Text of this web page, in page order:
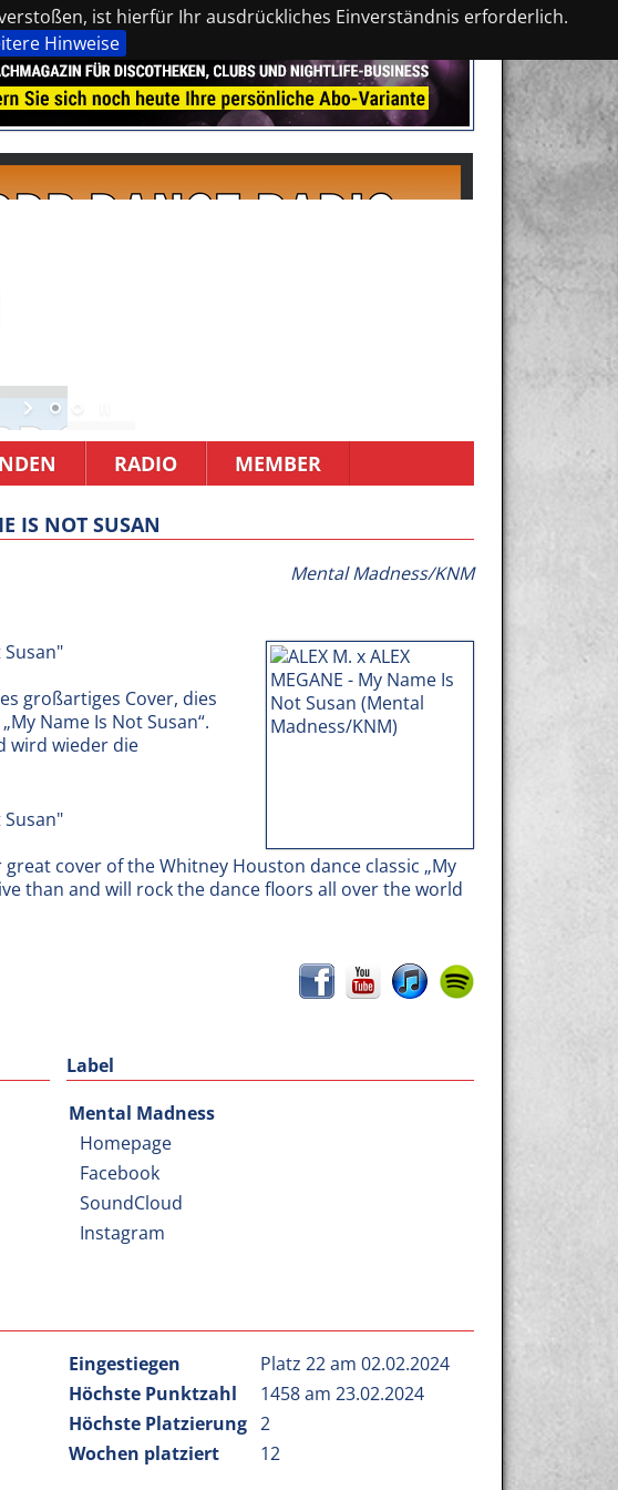
ist hierfür Ihr ausdrückliches Einverständnis erforderlich.
Hinweise
RADIO MEMBER
IS NOT SUSAN
Mental Madness/KNM
Susan"
großartiges Cover, dies
Name Is Not Susan“.
wird wieder die
Susan"
cover of the Whitney Houston dance classic „My
than and will rock the dance floors all over the world
Label
Mental Madness
Homepage
Facebook
SoundCloud
Instagram
Eingestiegen
Platz 22 am 02.02.2024
Höchste Punktzahl
1458 am 23.02.2024
Höchste Platzierung 2
Wochen platziert
12